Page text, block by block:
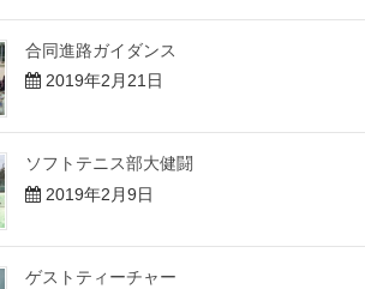
合同進路ガイダンス
2019年2月21日
ソフトテニス部大健闘
2019年2月9日
ゲストティーチャー